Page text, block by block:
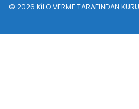
© 2026 KİLO VERMETARAFINDAN